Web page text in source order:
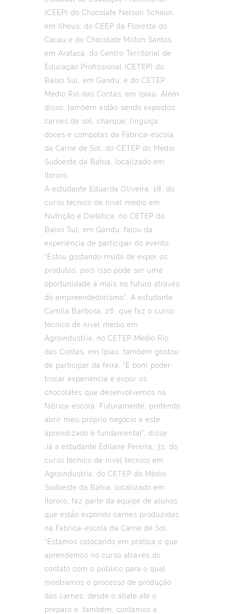
(CEEP) do Chocolate Nelson Schaun,
em Ilhéus; do CEEP da Floresta do
Cacau e do Chocolate Milton Santos,
em Arataca; do Centro Territorial de
Educação Profissional (CETEP) do
Baixo Sul, em Gandu; e do CETEP
Médio Rio das Contas, em Ipiaú. Além
disso, também estão sendo expostos
carnes de sol, charque, linguiça,
doces e compotas da Fábrica-escola
da Carne de Sol, do CETEP do Médio
Sudoeste da Bahia, localizado em
Itororó.
A estudante Eduarda Oliveira, 18, do
curso técnico de nível médio em
Nutrição e Dietética, no CETEP do
Baixo Sul, em Gandu, falou da
experiência de participar do evento.
“Estou gostando muito de expor os
produtos, pois isso pode ser uma
oportunidade a mais no futuro através
do empreendedorismo”. A estudante
Camila Barbosa, 26, que faz o curso
técnico de nível médio em
Agroindústria, no CETEP Médio Rio
das Contas, em Ipiaú, também gostou
de participar da feira. “É bom poder
trocar experiência e expor os
chocolates que desenvolvemos na
fábrica-escola. Futuramente, pretendo
abrir meu próprio negócio e este
aprendizado é fundamental”, disse.
Já a estudante Edilane Pereira, 31, do
curso técnico de nível técnico em
Agroindústria, do CETEP do Médio
Sudoeste da Bahia, localizado em
Itororó, faz parte da equipe de alunos
que estão expondo carnes produzidas
na Fábrica-escola da Carne de Sol.
“Estamos colocando em prática o que
aprendemos no curso através do
contato com o público para o qual
mostramos o processo de produção
das carnes, desde o abate até o
preparo e, também, contamos a